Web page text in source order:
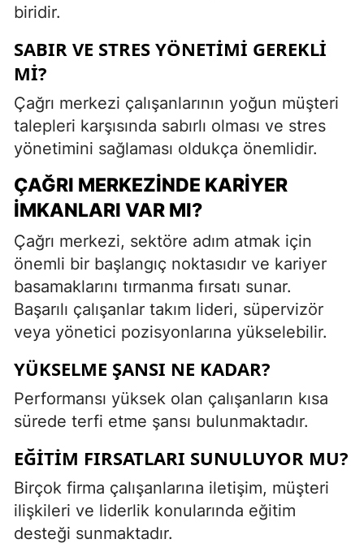
biridir.
SABIR VE STRES YÖNETIMI GEREKLI
MI?
Çağrı merkezi çalışanlarının yoğun müşteri
talepleri karşısında sabırlı olması ve stres
yönetimini sağlaması oldukça önemlidir.
ÇAĞRI MERKEZINDE KARIYER
İMKANLARI VAR MI?
Çağrı merkezi, sektöre adım atmak için
önemli bir başlangıç noktasıdır ve kariyer
basamaklarını tırmanma fırsatı sunar.
Başarılı çalışanlar takım lideri, süpervizör
veya yönetici pozisyonlarına yükselebilir.
YÜKSELME ŞANSI NE KADAR?
Performansı yüksek olan çalışanların kısa
sürede terfi etme şansı bulunmaktadır.
EĞITIM FIRSATLARI SUNULUYOR MU?
Birçok firma çalışanlarına iletişim, müşteri
ilişkileri ve liderlik konularında eğitim
desteği sunmaktadır.